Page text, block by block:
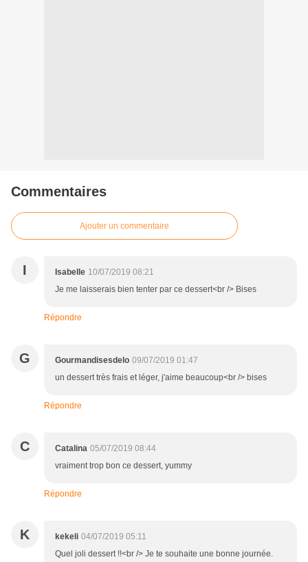
Commentaires
Ajouter un commentaire
I Isabelle 10/07/2019 08:21
Je me laisserais bien tenter par ce dessert<br /> Bises
Répondre
G Gourmandisesdelo 09/07/2019 01:47
un dessert très frais et léger, j'aime beaucoup<br /> bises
Répondre
C Catalina 05/07/2019 08:44
vraiment trop bon ce dessert, yummy
Répondre
K kekeli 04/07/2019 05:11
Quel joli dessert !!<br /> Je te souhaite une bonne journée.